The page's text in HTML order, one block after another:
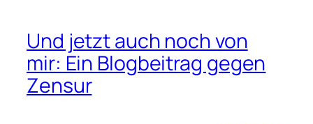
Und jetzt auch noch von
mir: Ein Blogbeitrag gegen
Zensur